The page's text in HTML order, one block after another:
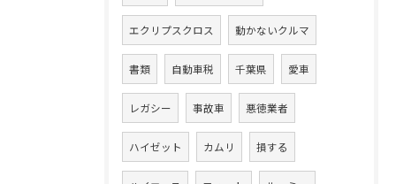
エクリプスクロス 動かないクルマ
書類 自動車税 千葉県 愛車
レガシー 事故車 悪徳業者
ハイゼット カムリ 損する